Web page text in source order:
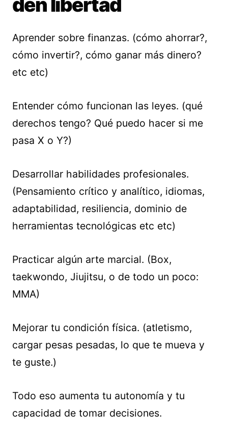
den libertad
Aprender sobre finanzas. (cómo ahorrar?,
cómo invertir?, cómo ganar más dinero?
etc etc)
Entender cómo funcionan las leyes. (qué
derechos tengo? Qué puedo hacer si me
pasa X o Y?)
Desarrollar habilidades profesionales.
(Pensamiento crítico y analítico, idiomas,
adaptabilidad, resiliencia, dominio de
herramientas tecnológicas etc etc)
Practicar algún arte marcial. (Box,
taekwondo, Jiujitsu, o de todo un poco:
MMA)
Mejorar tu condición física. (atletismo,
cargar pesas pesadas, lo que te mueva y
te guste.)
Todo eso aumenta tu autonomía y tu
capacidad de tomar decisiones.